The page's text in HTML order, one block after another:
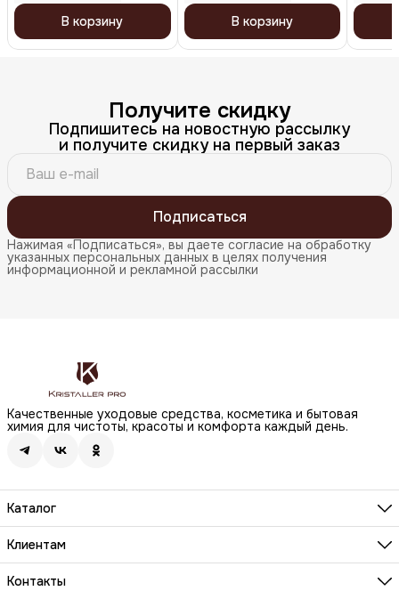
В корзину В корзину
Получите скидку
Подпишитесь на новостную рассылку
и получите скидку на первый заказ
Подписаться
Нажимая «Подписаться», вы даете согласие на обработку
указанных персональных данных в целях получения
информационной и рекламной рассылки
Качественные уходовые средства, косметика и бытовая
химия для чистоты, красоты и комфорта каждый день.
Каталог
Бренды
Волосы
Макияж
Клиентам
О компании
Реквизиты
Контакты